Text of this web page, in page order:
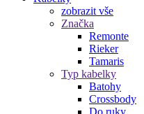
zobrazit vše
Značka
Remonte
Rieker
Tamaris
Typ kabelky
Batohy
Crossbody